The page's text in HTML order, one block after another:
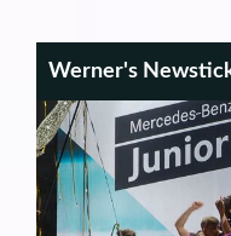
Werner's
TO
CONTENT